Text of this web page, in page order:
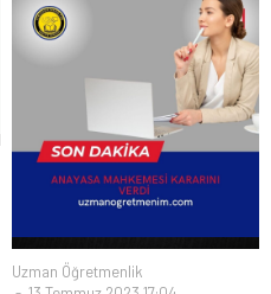
Uzman Öğretmenlik